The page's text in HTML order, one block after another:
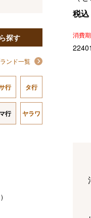
税込
消費
探す
ンド一覧
行 タ行
マ行 ヤラワ